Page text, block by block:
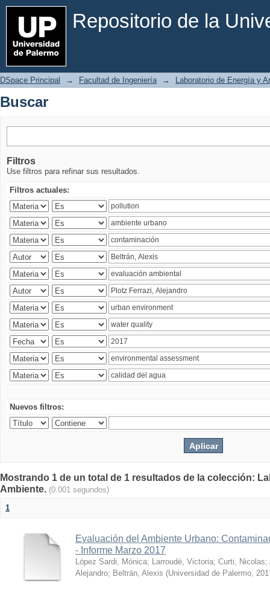
Repositorio de la
Buscar
DSpace Principal → Facultad de Ingeniería → Laboratorio de Energía y
Buscar
Filtros
Use filtros para refinar sus resultados.
Filtros actuales:
Nuevos filtros:
Mostrando 1 de un total de 1 resultados de la colección:
Ambiente. (0.001 segundos)
1
Evaluación del Ambiente Urbano:
- Informe Marzo 2017
López Sardi, Mónica; Larroudé, Victoria; Curti, Nicolas;
Alejandro; Beltrán, Alexis (Universidad de Palermo,